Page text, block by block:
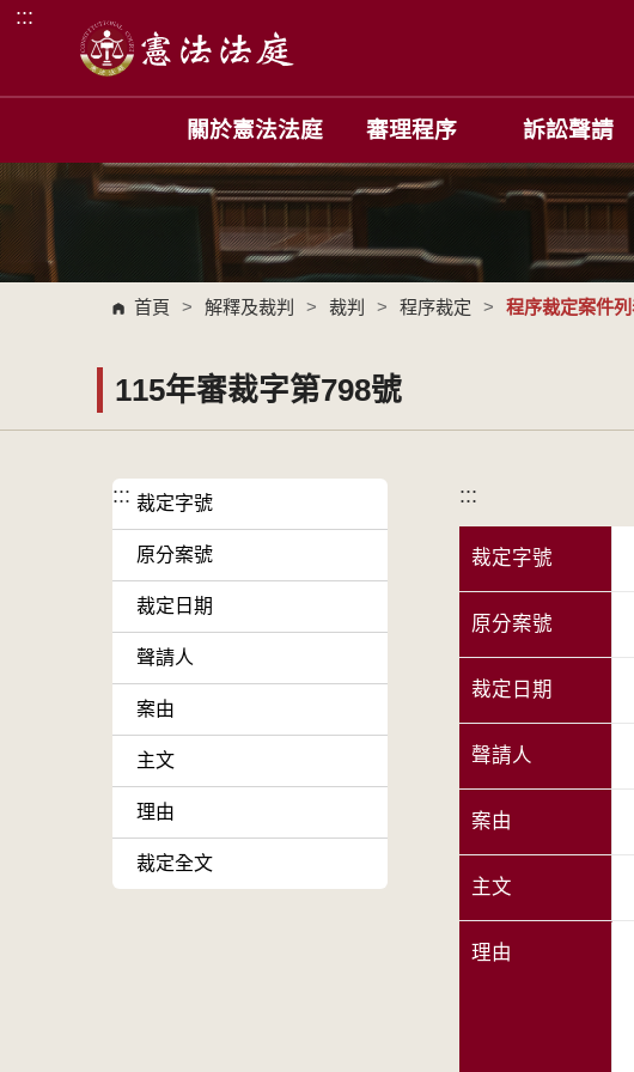
跳到主要內容區塊
:::
關於憲法法庭 審理程序 訴訟聲請
首頁 > 解釋及裁判 > 裁判 > 程序裁定 > 程序裁定案件
115年審裁字第798號
::: 裁定字號
原分案號
裁定日期
聲請人
案由
主文
理由
裁定全文
:::
裁定字號
原分案號
裁定日期
聲請人
案由
主文
理由